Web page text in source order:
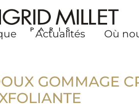
Actualités Où
GOMMAGE